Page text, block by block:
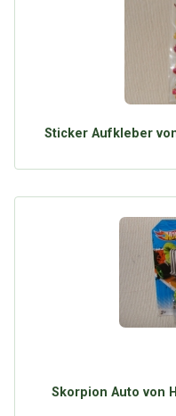
Mit
Sticker Aufkleber
Skorpion Auto von